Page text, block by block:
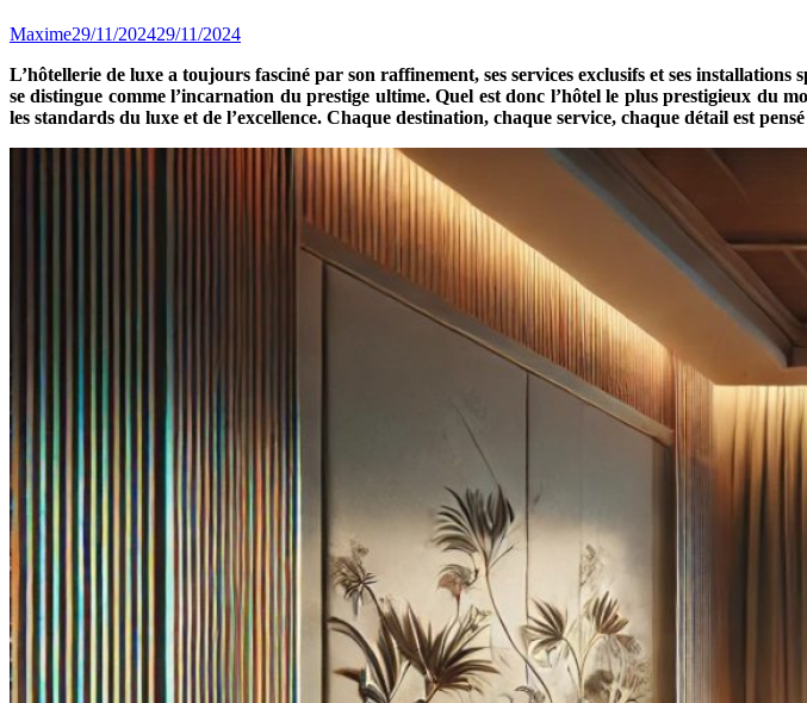
Maxime29/11/202429/11/2024
L’hôtellerie de luxe a toujours fasciné par son raffinement, ses services exclusifs et ses
se distingue comme l’incarnation du prestige ultime. Quel est donc l’hôtel le plus prestigieux du
les standards du luxe et de l’excellence. Chaque destination, chaque service, chaque détail est